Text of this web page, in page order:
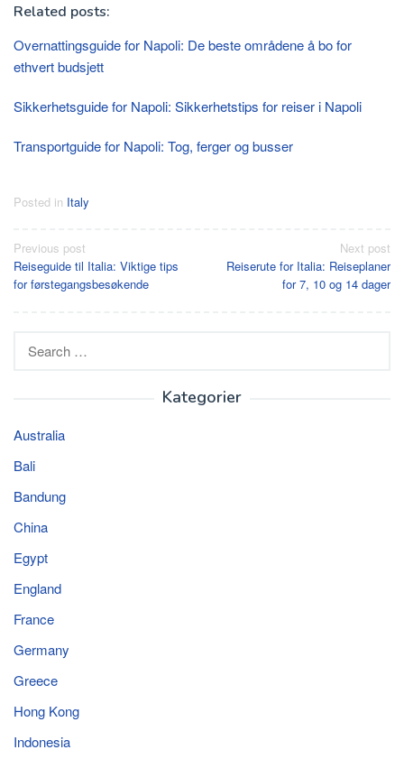
Related posts:
Overnattingsguide for Napoli: De beste områdene å bo for
ethvert budsjett
Sikkerhetsguide for Napoli: Sikkerhetstips for reiser i Napoli
Transportguide for Napoli: Tog, ferger og busser
Posted in Italy
Post
navigation
Previous post
Reiseguide til Italia: Viktige tips
for førstegangsbesøkende
Next post
Reiserute for Italia: Reiseplaner
for 7, 10 og 14 dager
Kategorier
Australia
Bali
Bandung
China
Egypt
England
France
Germany
Greece
Hong Kong
Indonesia